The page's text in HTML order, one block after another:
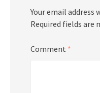
Your email address
Required fields are
Comment *